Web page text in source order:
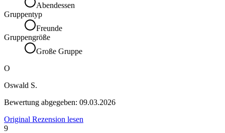
Abendessen
Gruppentyp
Freunde
Gruppengröße
Große Gruppe
O
Oswald S.
Bewertung abgegeben: 09.03.2026
Original Rezension lesen
9